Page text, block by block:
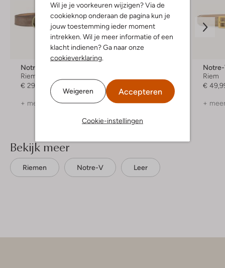
Wil je je voorkeuren wijzigen? Via de
cookieknop onderaan de pagina kun je
jouw toestemming ieder moment
intrekken. Wil je meer informatie of een
klacht indienen? Ga naar onze
cookieverklaring
Weigeren Accepteren
Cookie-instellingen
Notre-V
Riem
€ 29,99
+ meer kleuren
Nieuw
+ meer kleuren
Riem
€
+
Bekijk meer
Riemen Notre-V Leer